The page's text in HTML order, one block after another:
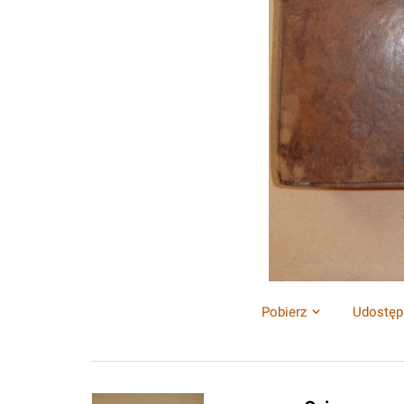
Pobierz